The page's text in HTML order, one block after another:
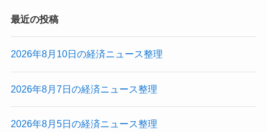
最近の投稿
2026年8月10日の経済ニュース整理
2026年8月7日の経済ニュース整理
2026年8月5日の経済ニュース整理